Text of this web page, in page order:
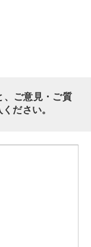
、ご意見・ご質
ださい。